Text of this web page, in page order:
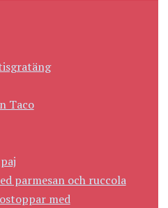
Taco
parmesan och ruccola
med